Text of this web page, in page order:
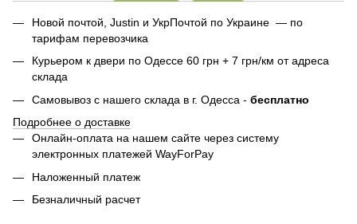
Новой почтой, Justin и УкрПочтой по Украине — по
тарифам перевозчика
Курьером к двери по Одессе 60 грн + 7 грн/км от адреса
склада
Самовывоз с нашего склада в г. Одесса - бесплатно
Подробнее о доставке
Онлайн-оплата на нашем сайте через систему
электронных платежей WayForPay
Наложенный платеж
Безналичный расчет